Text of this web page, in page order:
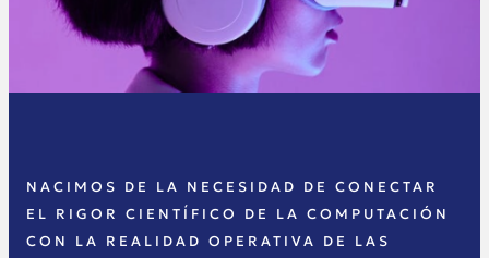
NACIMOS DE LA NECESIDAD DE CONECTAR
EL RIGOR CIENTÍFICO DE LA COMPUTACIÓN
CON LA REALIDAD OPERATIVA DE LAS